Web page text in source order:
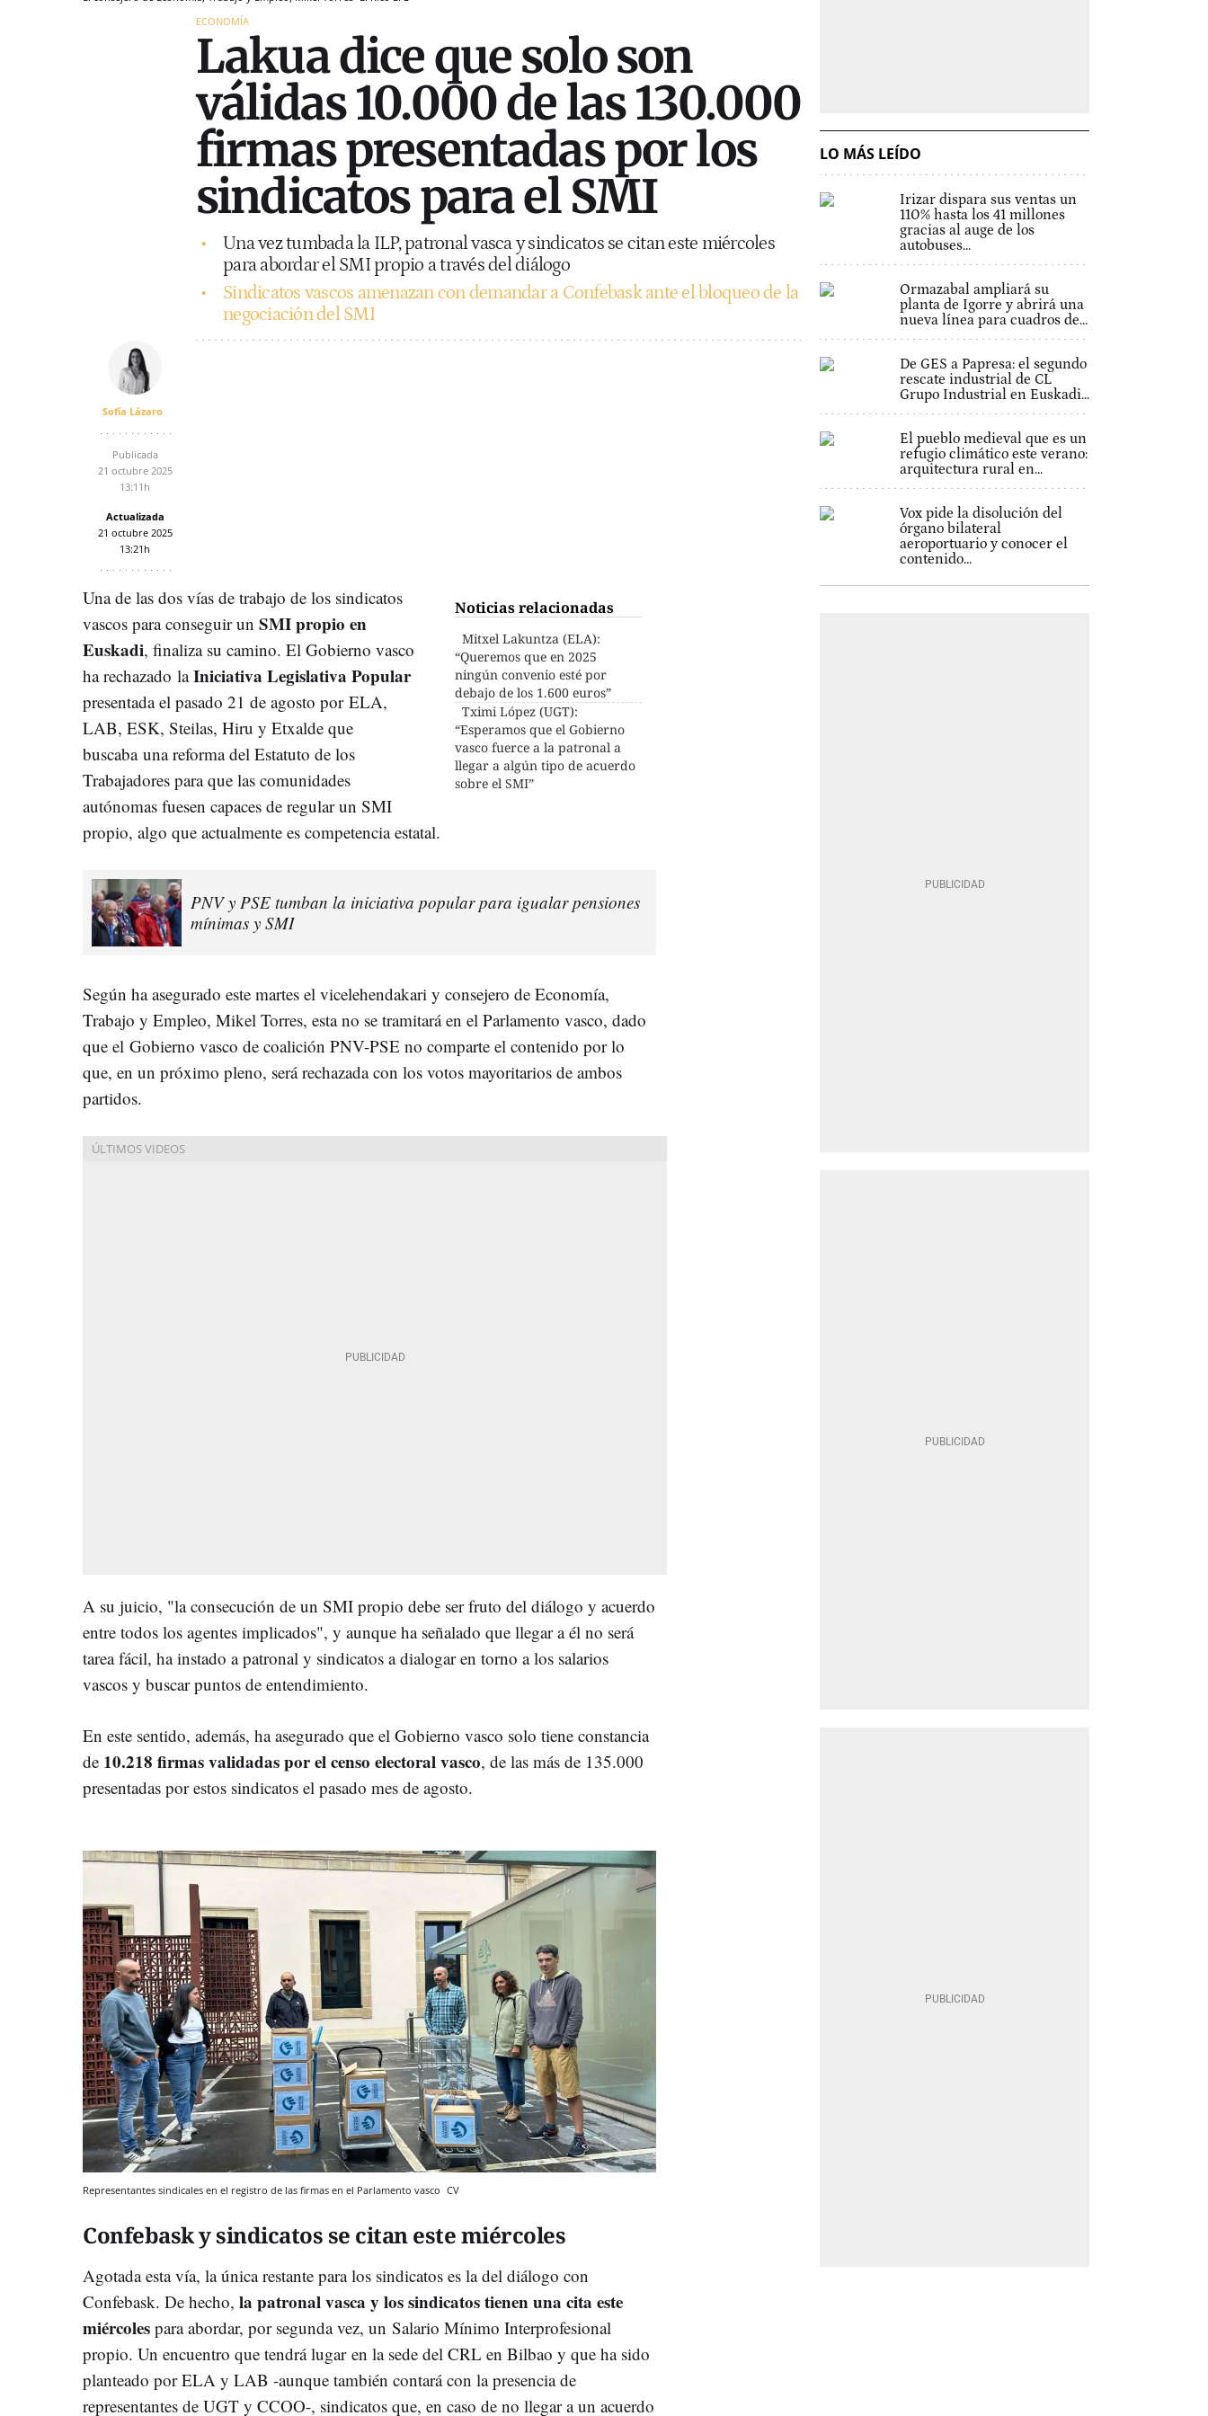
ECONOMÍA
Lakua dice que solo son
válidas 10.000 de las 130.000
firmas presentadas por los
sindicatos para el SMI
Una vez tumbada la ILP, patronal vasca y sindicatos se citan este miércoles
para abordar el SMI propio a través del diálogo
Sindicatos vascos amenazan con demandar a Confebask ante el bloqueo de la
negociación del SMI
Sofía Lázaro
Publicada
21 octubre 2025
13:11h
Actualizada
21 octubre 2025
13:21h
Noticias relacionadas
Mitxel Lakuntza (ELA):
“Queremos que en 2025
ningún convenio esté por
debajo de los 1.600 euros”
Tximi López (UGT):
“Esperamos que el Gobierno
vasco fuerce a la patronal a
llegar a algún tipo de acuerdo
sobre el SMI”
Una de las dos vías de trabajo de los sindicatos
vascos para conseguir un SMI propio en
Euskadi, finaliza su camino. El Gobierno vasco
ha rechazado laIniciativa Legislativa Popular
presentada el pasado 21 de agosto por ELA,
LAB, ESK, Steilas, Hiru y Etxalde que
buscaba una reforma del Estatuto de los
Trabajadores para que las comunidades
autónomas fuesen capaces de regular un SMI
propio, algo que actualmente es competencia estatal.
PNV y PSE tumban la iniciativa popular para igualar pensiones
mínimas y SMI
Según ha asegurado este martes el vicelehendakari y consejero de Economía,
Trabajo y Empleo, Mikel Torres, esta no se tramitará en el Parlamento vasco, dado
que el Gobierno vasco de coalición PNV-PSE no comparte el contenido por lo
que, en un próximo pleno, será rechazada con los votos mayoritarios de ambos
partidos.
A su juicio, "la consecución de un SMI propio debe ser fruto del diálogo y acuerdo
entre todos los agentes implicados", y aunque ha señalado que llegar a él no será
tarea fácil, ha instado a patronal y sindicatos a dialogar en torno a los salarios
vascos y buscar puntos de entendimiento.
En este sentido, además, ha asegurado que el Gobierno vasco solo tiene constancia
de 10.218 firmas validadas por el censo electoral vasco, de las más de 135.000
presentadas por estos sindicatos el pasado mes de agosto.
Representantes sindicales en el registro de las firmas en el Parlamento vasco CV
Confebask y sindicatos se citan este miércoles
Agotada esta vía, la única restante para los sindicatos es la del diálogo con
Confebask. De hecho, la patronal vasca y los sindicatos tienen una cita este
miércoles para abordar, por segunda vez, un Salario Mínimo Interprofesional
propio. Un encuentro que tendrá lugar en la sede del CRL en Bilbao y que ha sido
planteado por ELA y LAB -aunque también contará con la presencia de
representantes de UGT y CCOO-, sindicatos que, en caso de no llegar a un acuerdo
LO MÁS LEÍDO
Irizar dispara sus ventas un
110% hasta los 41 millones
gracias al auge de los
autobuses...
Ormazabal ampliará su
planta de Igorre y abrirá una
nueva línea para cuadros de...
De GES a Papresa: el segundo
rescate industrial de CL
Grupo Industrial en Euskadi...
El pueblo medieval que es un
refugio climático este verano:
arquitectura rural en...
Vox pide la disolución del
órgano bilateral
aeroportuario y conocer el
contenido...